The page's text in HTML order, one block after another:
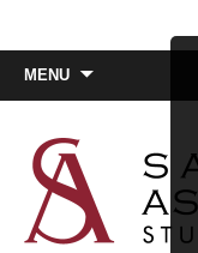
MENU